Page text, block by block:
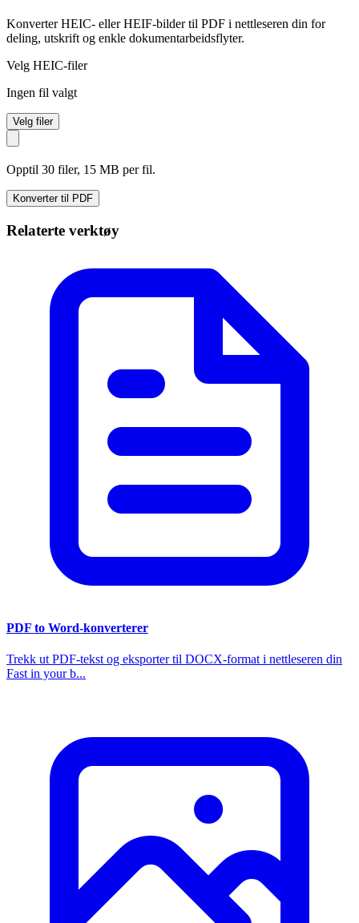
Konverter HEIC- eller HEIF-bilder til PDF i nettleseren din for
deling, utskrift og enkle dokumentarbeidsflyter.
Velg HEIC-filer
Ingen fil valgt
Velg filer
Opptil 30 filer, 15 MB per fil.
Konverter til PDF
Relaterte verktøy
PDF to Word-konverterer
Trekk ut PDF-tekst og eksporter til DOCX-format i nettleseren din
Fast in your b...